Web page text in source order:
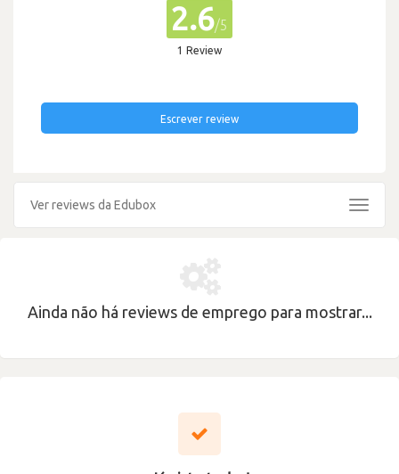
2.6/5
1 Review
Escrever review
Ver reviews da Edubox
Toggle
Ainda não há reviews de emprego para mostrar...